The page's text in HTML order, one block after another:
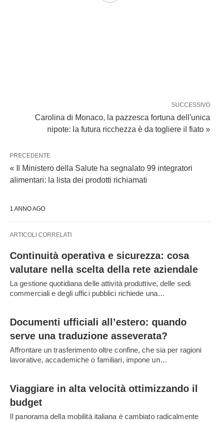
SUCCESSIVO
Carolina di Monaco, la pazzesca fortuna dell'unica
nipote: la futura ricchezza è da togliere il fiato »
PRECEDENTE
« Il Ministero della Salute ha segnalato 99 integratori
alimentari: la lista dei prodotti richiamati
1 ANNO AGO
ARTICOLI CORRELATI
Continuità operativa e sicurezza: cosa
valutare nella scelta della rete aziendale
La gestione quotidiana delle attività produttive, delle sedi
commerciali e degli uffici pubblici richiede una…
Documenti ufficiali all’estero: quando
serve una traduzione asseverata?
Affrontare un trasferimento oltre confine, che sia per ragioni
lavorative, accademiche o familiari, impone un…
Viaggiare in alta velocità ottimizzando il
budget
Il panorama della mobilità italiana è cambiato radicalmente